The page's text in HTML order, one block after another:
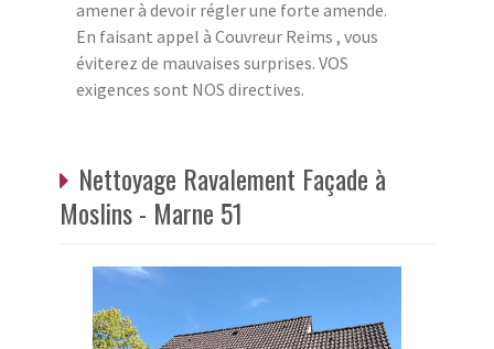
amener à devoir régler une forte amende.
En faisant appel à Couvreur Reims , vous
éviterez de mauvaises surprises. VOS
exigences sont NOS directives.
Nettoyage Ravalement Façade à
Moslins - Marne 51